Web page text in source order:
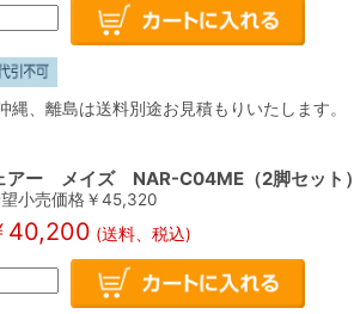
縄、離島は送料別途お見積もりいたします。
アー メイズ NAR-C04ME（2脚セット）
小売価格￥45,320
40,200 (送料、税込)